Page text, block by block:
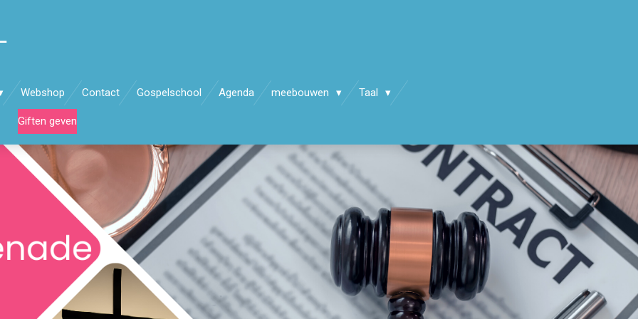
Webshop Contact Gospelschool Agenda meebouwen Taal
Giften geven